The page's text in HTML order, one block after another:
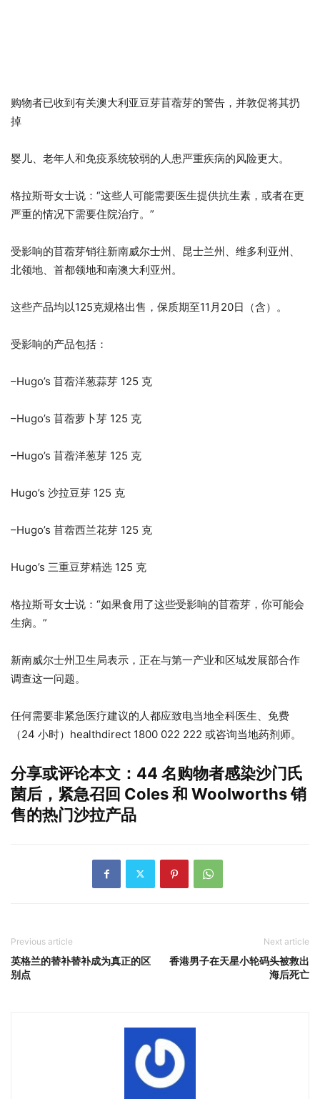
购物者已收到有关澳大利亚豆芽苜蓿芽的警告，并敦促将其扔
掉
婴儿、老年人和免疫系统较弱的人患严重疾病的风险更大。
格拉斯哥女士说：“这些人可能需要医生提供抗生素，或者在更
严重的情况下需要住院治疗。”
受影响的苜蓿芽销往新南威尔士州、昆士兰州、维多利亚州、
北领地、首都领地和南澳大利亚州。
这些产品均以125克规格出售，保质期至11月20日（含）。
受影响的产品包括：
–Hugo’s 苜蓿洋葱蒜芽 125 克
–Hugo’s 苜蓿萝卜芽 125 克
–Hugo’s 苜蓿洋葱芽 125 克
Hugo’s 沙拉豆芽 125 克
–Hugo’s 苜蓿西兰花芽 125 克
Hugo’s 三重豆芽精选 125 克
格拉斯哥女士说：“如果食用了这些受影响的苜蓿芽，你可能会
生病。”
新南威尔士州卫生局表示，正在与第一产业和区域发展部合作
调查这一问题。
任何需要非紧急医疗建议的人都应致电当地全科医生、免费
（24 小时）healthdirect 1800 022 222 或咨询当地药剂师。
分享或评论本文：44 名购物者感染沙门氏
菌后，紧急召回 Coles 和 Woolworths 销
售的热门沙拉产品
Previous article
英格兰的替补替补成为真正的区
别点
Next article
香港男子在天星小轮码头被救出
海后死亡